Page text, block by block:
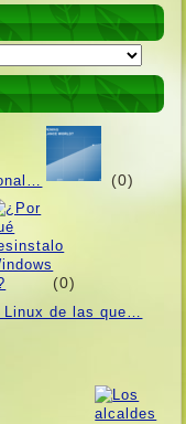
(0)
(0)
Linux de las que…